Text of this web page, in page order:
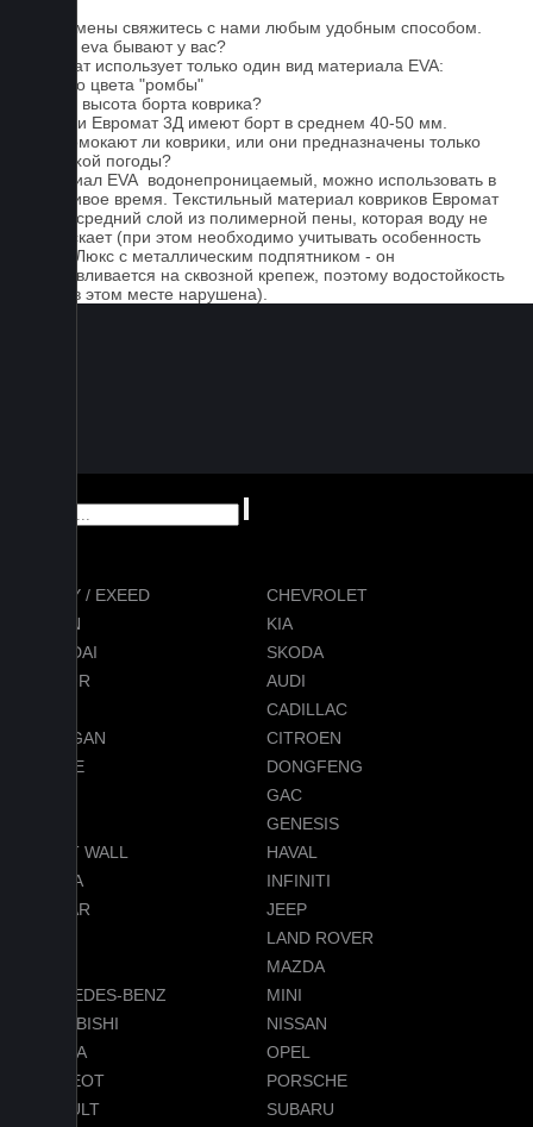
Для замены свяжитесь с нами любым удобным способом.
Серые eva бывают у вас?
Евромат использует только один вид материала EVA:
черного цвета "ромбы"
Какова высота борта коврика?
Коврики Евромат 3Д имеют борт в среднем 40-50 мм.
Не промокают ли коврики, или они предназначены только
для сухой погоды?
Материал EVA водонепроницаемый, можно использовать в
дождливое время. Текстильный материал ковриков Евромат
имеет средний слой из полимерной пены, которая воду не
пропускает (при этом необходимо учитывать особенность
серии Люкс с металлическим подпятником - он
устанавливается на сквозной крепеж, поэтому водостойкость
ковра в этом месте нарушена).
CHERY / EXEED
CHEVROLET
RAVON
KIA
HYUNDAI
SKODA
JETOUR
AUDI
CADILLAC
CHANGAN
CITROEN
DODGE
DONGFENG
GAC
GENESIS
GREAT WALL
HAVAL
HONDA
INFINITI
JAGUAR
JEEP
LAND ROVER
MAZDA
MERCEDES-BENZ
MINI
MITSUBISHI
NISSAN
OMODA
OPEL
PEUGEOT
PORSCHE
RENAULT
SUBARU